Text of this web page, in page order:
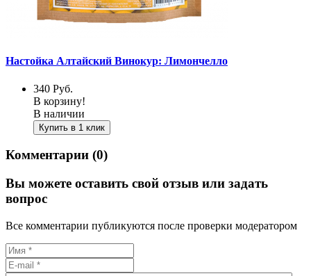
Настойка Алтайский Винокур: Лимончелло
340 Руб.
В корзину!
В наличии
Купить в 1 клик
Комментарии (0)
Вы можете оставить свой отзыв или задать
вопрос
Все комментарии публикуются после проверки модератором